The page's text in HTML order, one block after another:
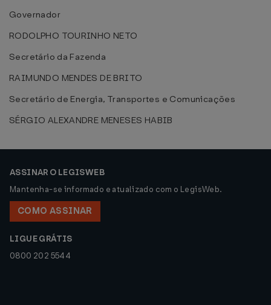
Governador
RODOLPHO TOURINHO NETO
Secretário da Fazenda
RAIMUNDO MENDES DE BRITO
Secretário de Energia, Transportes e Comunicações
SÉRGIO ALEXANDRE MENESES HABIB
ASSINAR O LEGISWEB
Mantenha-se informado e atualizado com o LegisWeb.
COMO ASSINAR
LIGUE GRÁTIS
0800 202 5544